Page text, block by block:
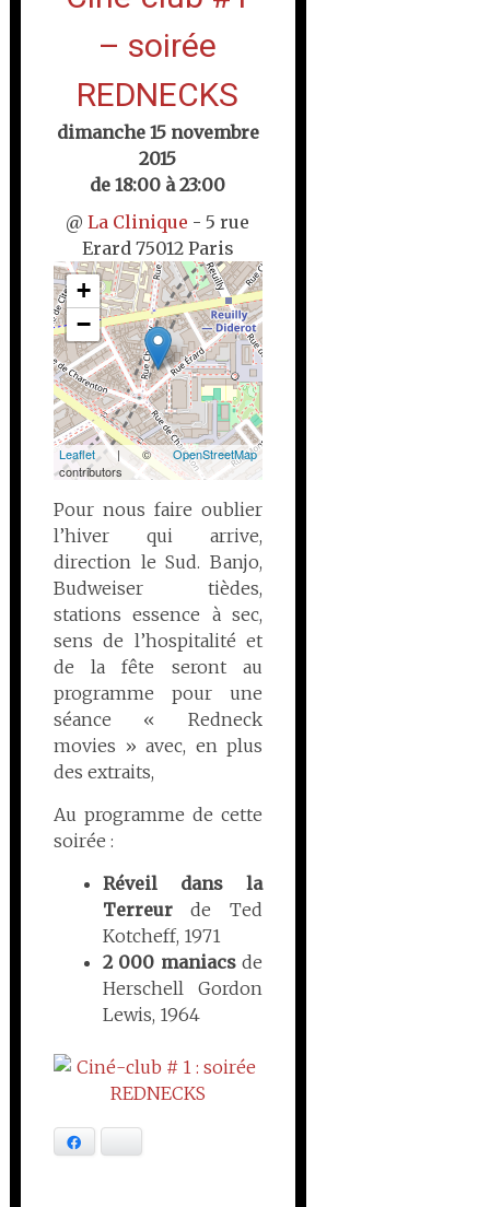
– soirée
REDNECKS
dimanche 15 novembre
2015
de 18:00 à 23:00
@La Clinique - 5 rue
Erard 75012 Paris
+
−
Leaflet| © OpenStreetMap
contributors
Pour nous faire oublier
l’hiver qui arrive,
direction le Sud. Banjo,
Budweiser tièdes,
stations essence à sec,
sens de l’hospitalité et
de la fête seront au
programme pour une
séance « Redneck
movies » avec, en plus
des extraits,
Au programme de cette
soirée :
Réveil dans la
Terreurde Ted
Kotcheff, 1971
2 000 maniacsde
Herschell Gordon
Lewis, 1964